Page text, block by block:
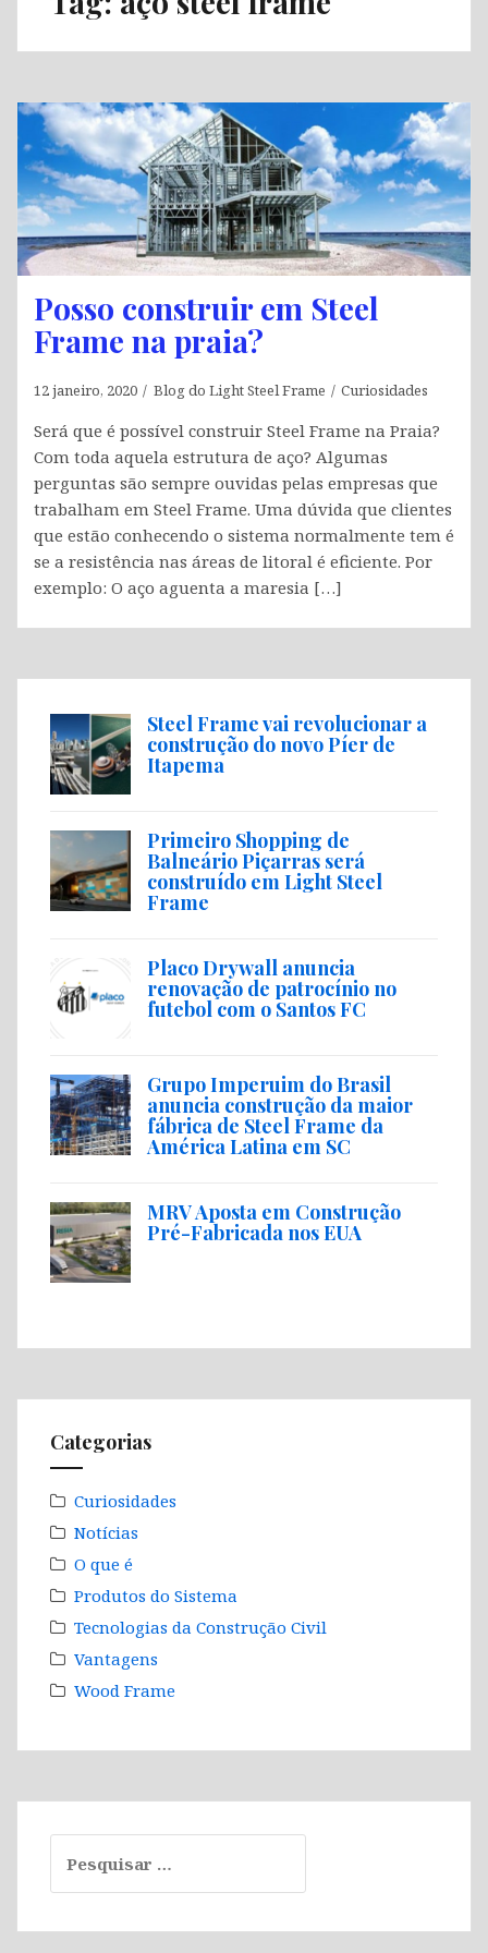
Posso construir em Steel
Frame na praia?
12 janeiro, 2020 Blog do Light Steel Frame Curiosidades
Será que é possível construir Steel Frame na Praia?
Com toda aquela estrutura de aço? Algumas
perguntas são sempre ouvidas pelas empresas que
trabalham em Steel Frame. Uma dúvida que clientes
que estão conhecendo o sistema normalmente tem é
se a resistência nas áreas de litoral é eficiente. Por
exemplo: O aço aguenta a maresia […]
Steel Frame vai revolucionar a
construção do novo Píer de
Itapema
Primeiro Shopping de
Balneário Piçarras será
construído em Light Steel
Frame
Placo Drywall anuncia
renovação de patrocínio no
futebol com o Santos FC
Grupo Imperuim do Brasil
anuncia construção da maior
fábrica de Steel Frame da
América Latina em SC
MRV Aposta em Construção
Pré-Fabricada nos EUA
Categorias
Curiosidades
Notícias
O que é
Produtos do Sistema
Tecnologias da Construção Civil
Vantagens
Wood Frame
por: